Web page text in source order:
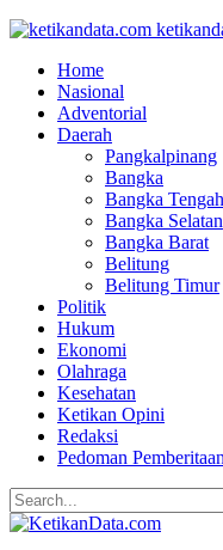
Home
Nasional
Adventorial
Daerah
Pangkalpinang
Bangka
Bangka Tengah
Bangka Selatan
Bangka Barat
Belitung
Belitung Timur
Politik
Hukum
Ekonomi
Olahraga
Kesehatan
Ketikan Opini
Redaksi
Pedoman